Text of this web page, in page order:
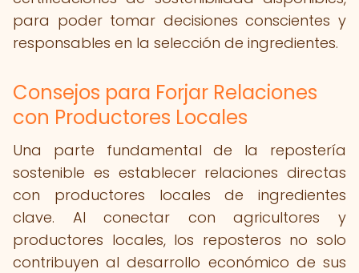
para poder tomar decisiones conscientes y
responsables en la selección de ingredientes.
Consejos para Forjar Relaciones
con Productores Locales
Una parte fundamental de la repostería
sostenible es establecer relaciones directas
con productores locales de ingredientes
clave. Al conectar con agricultores y
productores locales, los reposteros no solo
contribuyen al desarrollo económico de sus